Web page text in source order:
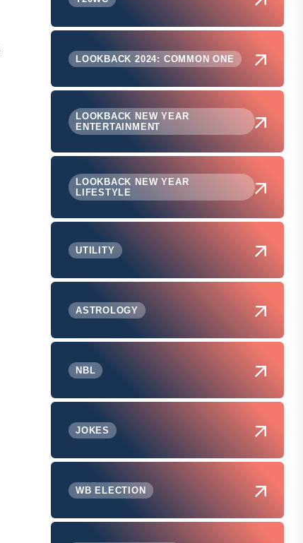
LOOKBACK 2024: COMMON ONE
LOOKBACK NEW YEAR
ENTERTAINMENT
LOOKBACK NEW YEAR
LIFESTYLE
UTILITY
ASTROLOGY
NBL
JOKES
WB ELECTION